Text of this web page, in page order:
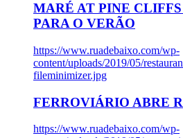
MARÉ AT PINE CLIFFS
PARA O VERÃO
https://www.ruadebaixo.com/wp-
content/uploads/2019/05/
fileminimizer.jpg
FERROVIÁRIO ABRE
https://www.ruadebaixo.com/wp-